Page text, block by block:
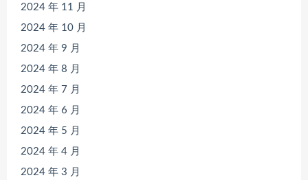
2024 年 11 月
2024 年 10 月
2024 年 9 月
2024 年 8 月
2024 年 7 月
2024 年 6 月
2024 年 5 月
2024 年 4 月
2024 年 3 月